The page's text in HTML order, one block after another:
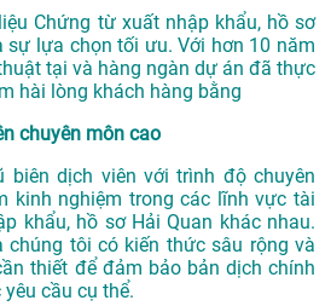
Chứng từ xuất nhập khẩu, hồ sơ
sự lựa chọn tối ưu. Với hơn 10 năm
tại và hàng ngàn dự án đã thực
hài lòng khách hàng bằng
chuyên môn cao
biên dịch viên với trình độ chuyên
kinh nghiệm trong các lĩnh vực tài
khẩu, hồ sơ Hải Quan khác nhau.
chúng tôi có kiến thức sâu rộng và
thiết để đảm bảo bản dịch chính
cầu cụ thể.